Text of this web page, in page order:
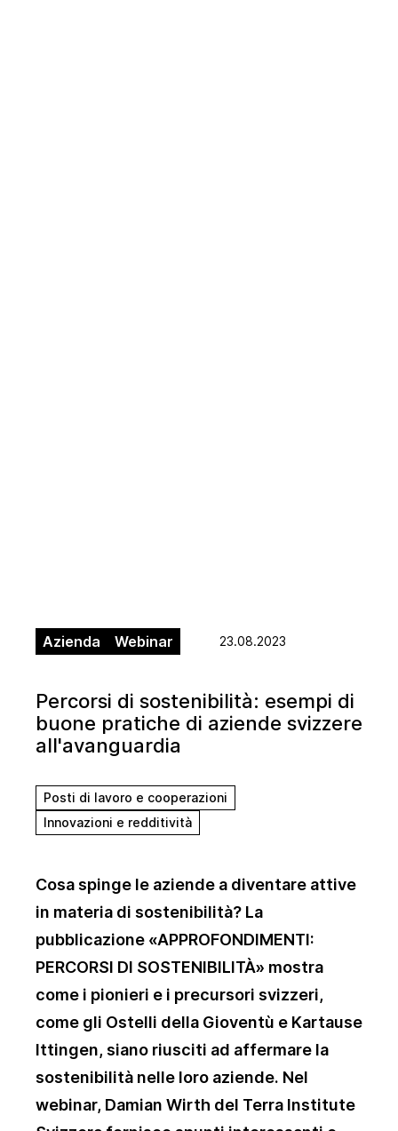
Azienda Webinar 23.08.2023
Percorsi di sostenibilità: esempi di
buone pratiche di aziende svizzere
all'avanguardia
Posti di lavoro e cooperazioni
Innovazioni e redditività
Cosa spinge le aziende a diventare attive
in materia di sostenibilità? La
pubblicazione «APPROFONDIMENTI:
PERCORSI DI SOSTENIBILITÀ» mostra
come i pionieri e i precursori svizzeri,
come gli Ostelli della Gioventù e Kartause
Ittingen, siano riusciti ad affermare la
sostenibilità nelle loro aziende. Nel
webinar, Damian Wirth del Terra Institute